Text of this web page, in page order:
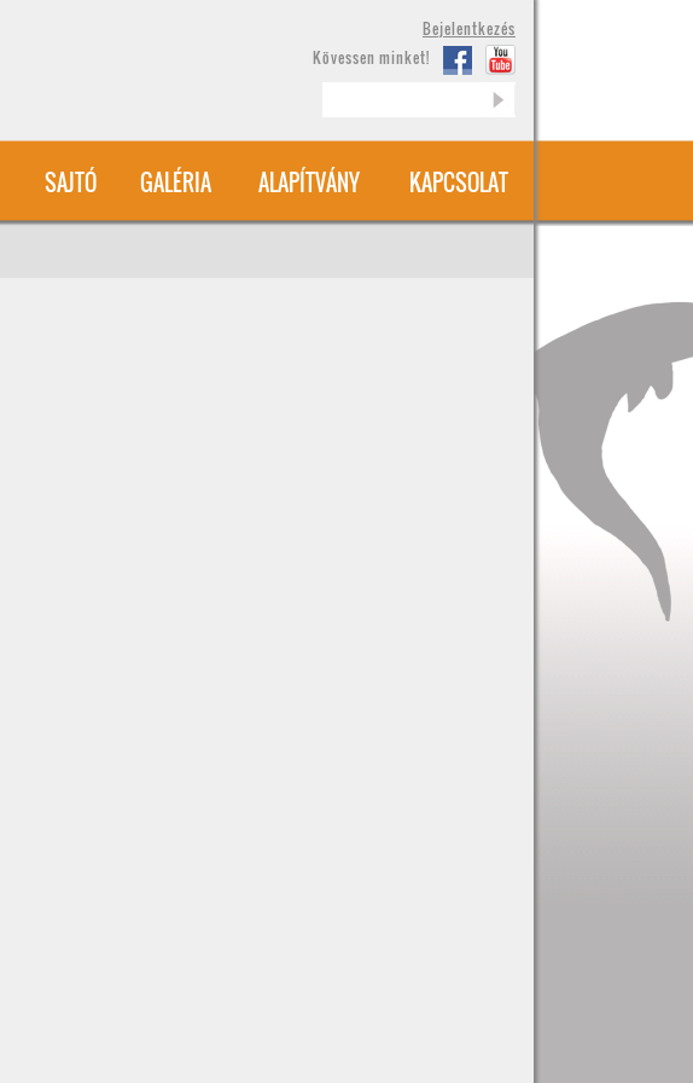
Bejelentkezés
Kövessen minket!
SAJTÓ GALÉRIA ALAPÍTVÁNY KAPCSOLAT